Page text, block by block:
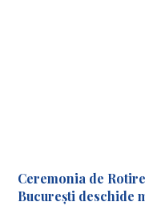
Ceremonia de
București deschide